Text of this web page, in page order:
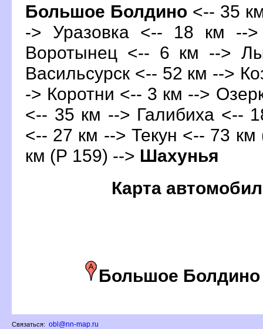
Большое Болдино<-- 35
-> Уразовка <-- 18 км --
оротынец <-- 6 км -->
асильсурск <-- 52 км -->
-> Коротни <-- 3 км -->
<-- 35 км --> Галибиха <--
<-- 27 км --> Текун <-- 73
км (Р 159) --> Шахунья
Карта
Большое Болдино
Связаться: obl@nn-map.ru